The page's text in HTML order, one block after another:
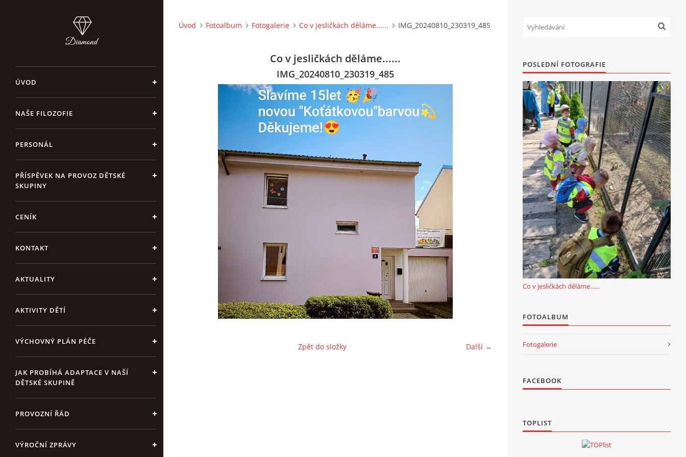
ÚVOD
NAŠE FILOZOFIE
PERSONÁL
PŘÍSPĚVEK NA PROVOZ DĚTSKÉ
SKUPINY
CENÍK
KONTAKT
AKTUALITY
AKTIVITY DĚTÍ
VÝCHOVNÝ PLÁN PÉČE
JAK PROBÍHÁ ADAPTACE V NAŠÍ
DĚTSKÉ SKUPINĚ
PROVOZNÍ ŘÁD
VÝROČNÍ ZPRÁVY
Úvod Fotoalbum Fotogalerie Co v jesličkách děláme...... IMG_20240810_230319_485
Co v jesličkách děláme......
IMG_20240810_230319_485
Další →
Zpět do složky
POSLEDNÍ FOTOGRAFIE
Co v jesličkách děláme......
FOTOALBUM
Fotogalerie
FACEBOOK
TOPLIST